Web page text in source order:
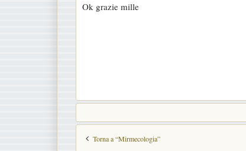
s
o
Ok grazie mille
Torna a “Mirmecologia”